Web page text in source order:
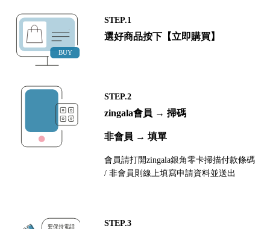
STEP.1
選好商品按下【立即購買】
STEP.2
zingala會員 → 掃碼
非會員 → 填單
會員請打開zingala銀角零卡掃描付款條碼
/ 非會員則線上填寫申請資料並送出
STEP.3